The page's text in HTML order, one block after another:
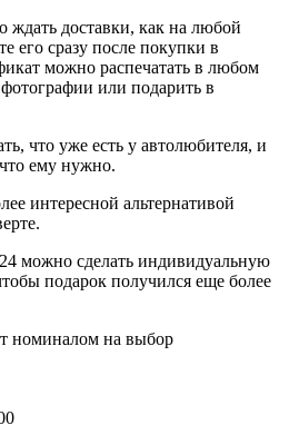
ждать доставки, как на любой
его сразу после покупки в
можно распечатать в любом
или подарить в
что уже есть у автолюбителя, и
ему нужно.
интересной альтернативой
можно сделать индивидуальную
подарок получился еще более